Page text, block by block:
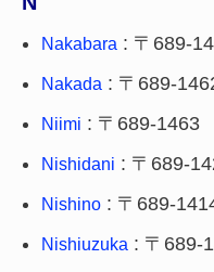
Nakabara : 〒689-
Nakada : 〒689-
Niimi : 〒689-1463
Nishidani : 〒689-
Nishino : 〒689-
Nishiuzuka : 〒689-